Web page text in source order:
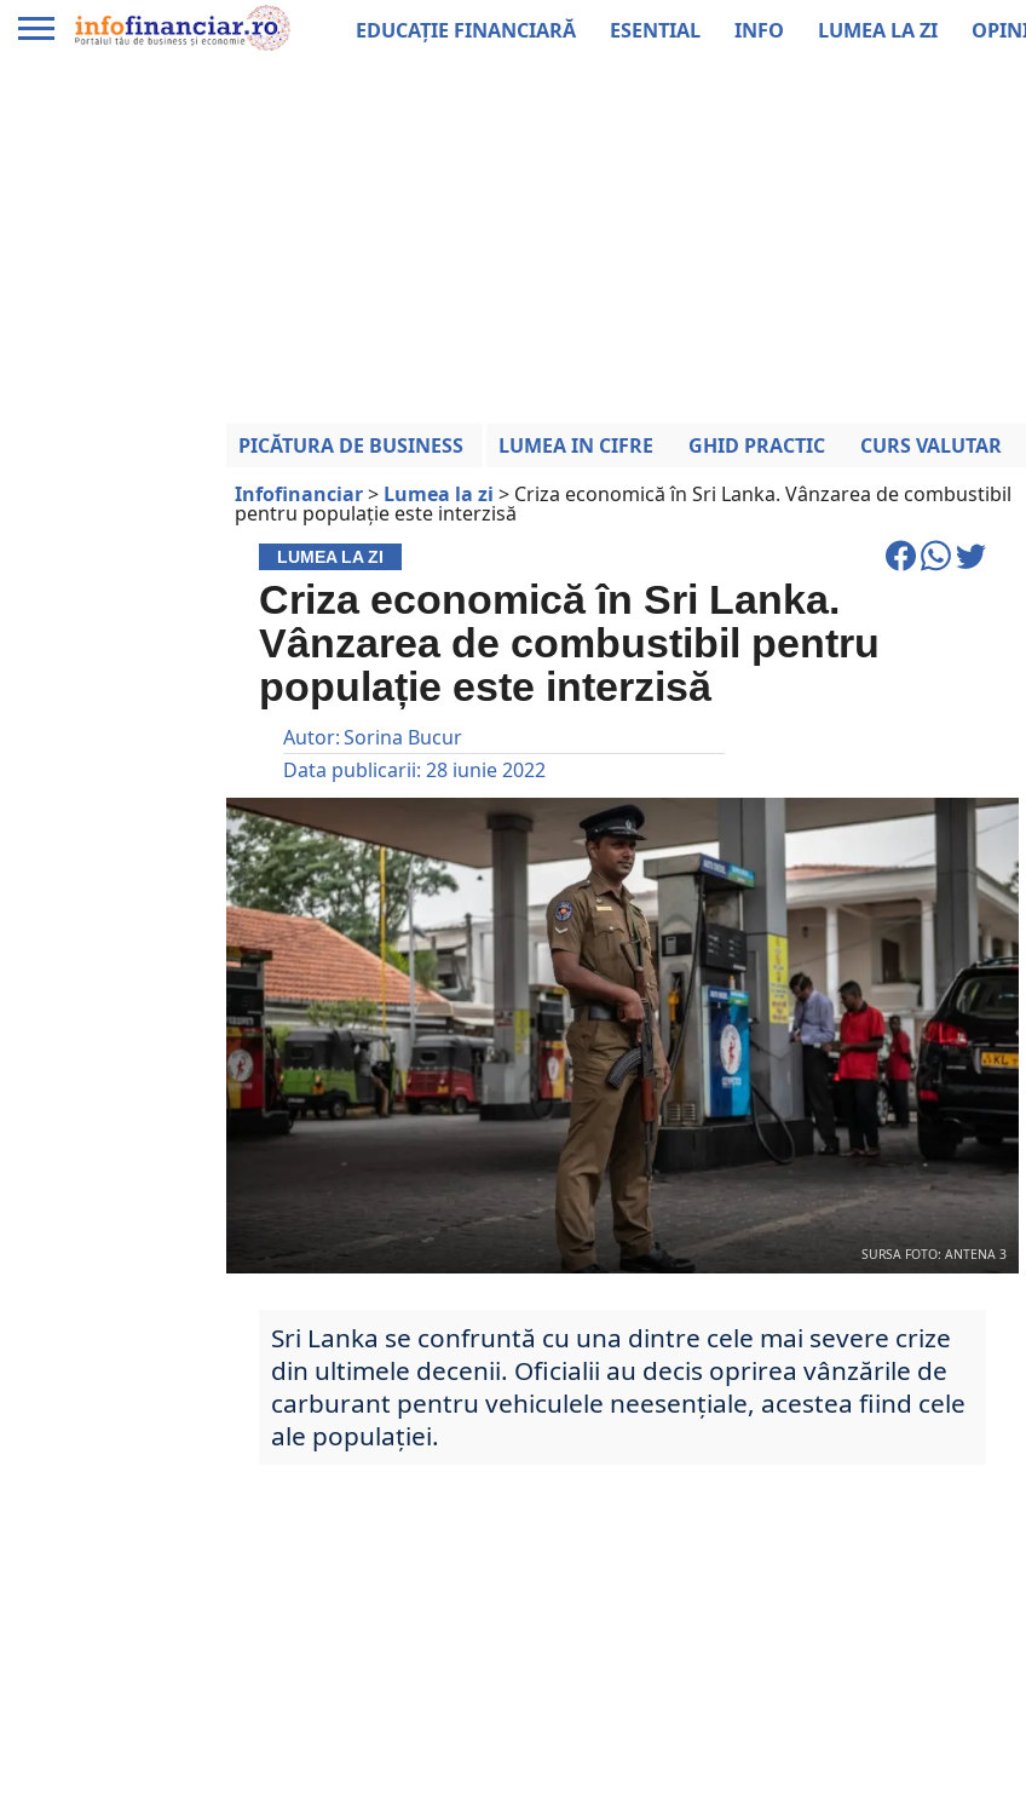
EDUCAȚIE FINANCIARĂ ESENTIAL INFO LUMEA LA ZI
PICĂTURA DE BUSINESS LUMEA IN CIFRE GHID PRACTIC
CURS VALUTAR
Infofinanciar> Lumea la zi > Criza economică în Sri Lanka. Vânzarea de combustibil
pentru populație este interzisă
LUMEA LA ZI
Criza economică în Sri Lanka.
Vânzarea de combustibil pentru
populație este interzisă
Autor:Sorina Bucur
Data publicarii: 28 iunie 2022
SURSA FOTO: ANTENA 3
Sri Lanka se confruntă cu una dintre cele mai severe crize
din ultimele decenii. Oficialii au decis oprirea vânzările de
carburant pentru vehiculele neesențiale, acestea fiind cele
ale populației.